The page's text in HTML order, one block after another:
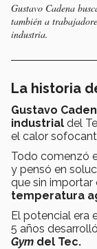
Gustavo Cadena
también a
industria.
La historia
Gustavo
industrial del
el calor
Todo comenzó
y pensó en
que sin importar
temperatura
El potencial era
5 años
Gym del Tec.